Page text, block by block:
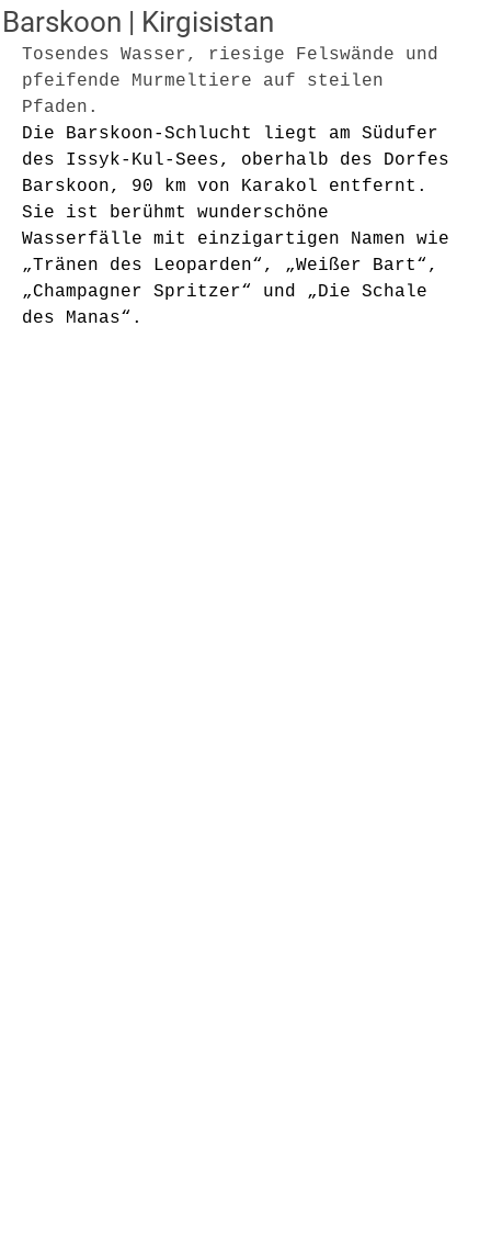
Barskoon | Kirgisistan
Tosendes Wasser, riesige Felswände und
pfeifende Murmeltiere auf steilen
Pfaden.
Die Barskoon-Schlucht liegt am Südufer
des Issyk-Kul-Sees, oberhalb des Dorfes
Barskoon, 90 km von Karakol entfernt.
Sie ist berühmt wunderschöne
Wasserfälle mit einzigartigen Namen wie
„Tränen des Leoparden“, „Weißer Bart“,
„Champagner Spritzer“ und „Die Schale
des Manas“.